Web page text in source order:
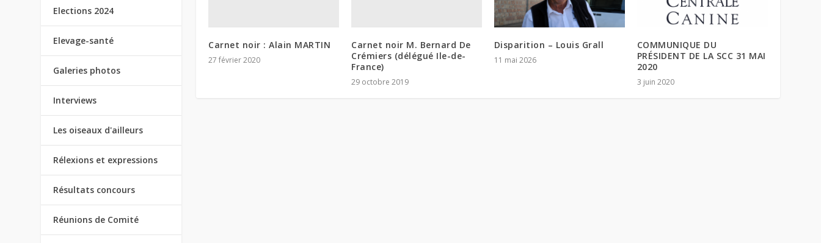
Carnet noir : Alain MARTIN
27 février 2020
Carnet noir M. Bernard De
Crémiers (délégué Ile-de-
France)
29 octobre 2019
Disparition – Louis Grall
11 mai 2026
COMMUNIQUE DU
PRÉSIDENT DE LA SCC 31 MAI
2020
3 juin 2020
Elections 2024
Elevage-santé
Galeries photos
Interviews
Les oiseaux d'ailleurs
Rélexions et expressions
Résultats concours
Réunions de Comité